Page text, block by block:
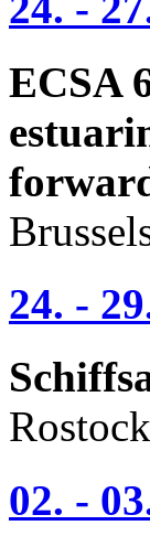
ECSA
24. -
02. -